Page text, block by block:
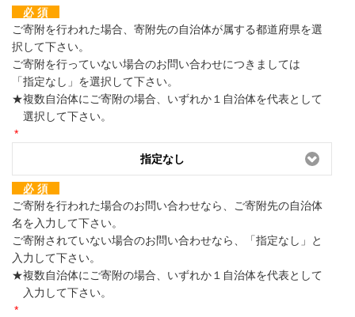
必 須
ご寄附を行われた場合、寄附先の自治体が属する都道府県を選
択して下さい。
ご寄附を行っていない場合のお問い合わせにつきましては
「指定なし」を選択して下さい。
★複数自治体にご寄附の場合、いずれか１自治体を代表として
選択して下さい。
*
指定なし
必 須
ご寄附を行われた場合のお問い合わせなら、ご寄附先の自治体
名を入力して下さい。
ご寄附されていない場合のお問い合わせなら、「指定なし」と
入力して下さい。
★複数自治体にご寄附の場合、いずれか１自治体を代表として
入力して下さい。
*